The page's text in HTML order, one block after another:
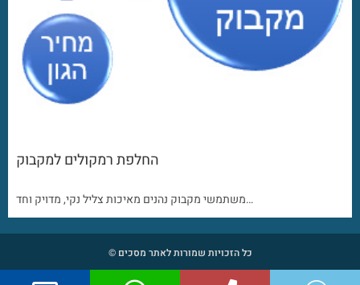
החלפת רמקולים למקבוק
משתמשי מקבוק נהנים מאיכות צליל נקי, מדויק וחד…
כל הזכויות שמורות לאתר מסכים ©